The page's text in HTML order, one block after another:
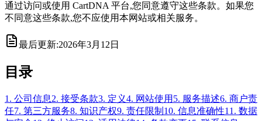
通过访问或使用 CartDNA 平台,您同意遵守这些条款。如果您
不同意这些条款,您不应使用本网站或相关服务。
最后更新:2026年3月12日
目录
1. 公司信息2. 接受条款3. 定义4. 网站使用 5. 服务描述6. 商户责
任7. 第三方服务8. 知识产权9. 责任限制 10. 信息准确性11. 数据